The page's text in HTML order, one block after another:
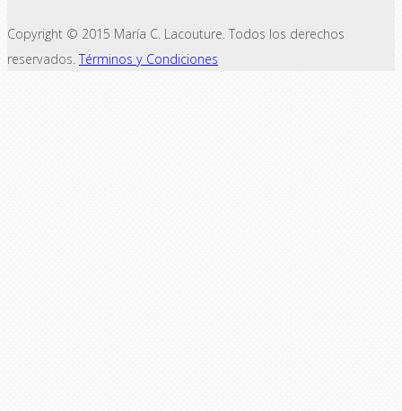
Copyright © 2015 María C. Lacouture. Todos los derechos
reservados.Términos y Condiciones